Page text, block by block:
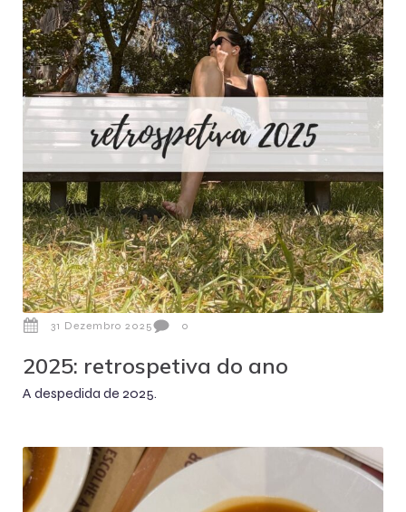
31 Dezembro 2025 0
2025: retrospetiva do ano
A despedida de 2025.